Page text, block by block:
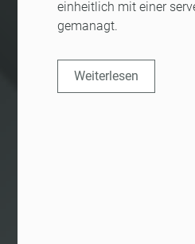
einheitlich mit einer
gemanagt.
Weiterlesen